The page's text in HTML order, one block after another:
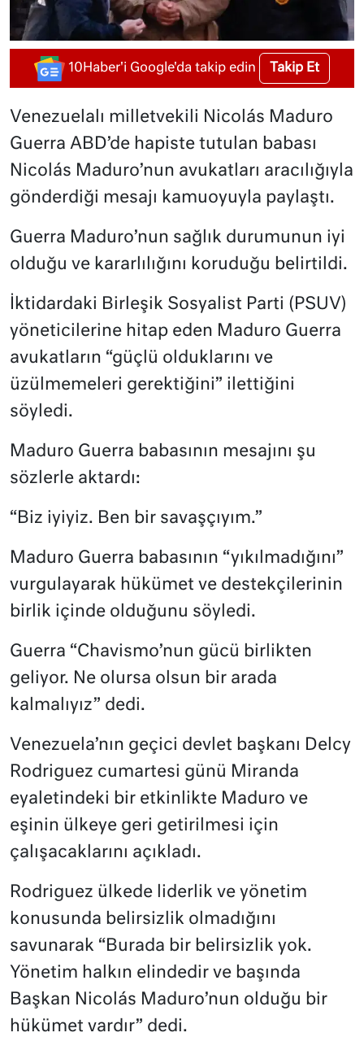
10Haber'i Google'da takip edin Takip Et
Venezuelalı milletvekili Nicolás Maduro
Guerra ABD’de hapiste tutulan babası
Nicolás Maduro’nun avukatları aracılığıyla
gönderdiği mesajı kamuoyuyla paylaştı.
Guerra Maduro’nun sağlık durumunun iyi
olduğu ve kararlılığını koruduğu belirtildi.
İktidardaki Birleşik Sosyalist Parti (PSUV)
yöneticilerine hitap eden Maduro Guerra
avukatların “güçlü olduklarını ve
üzülmemeleri gerektiğini” ilettiğini
söyledi.
Maduro Guerra babasının mesajını şu
sözlerle aktardı:
“Biz iyiyiz. Ben bir savaşçıyım.”
Maduro Guerra babasının “yıkılmadığını”
vurgulayarak hükümet ve destekçilerinin
birlik içinde olduğunu söyledi.
Guerra “Chavismo’nun gücü birlikten
geliyor. Ne olursa olsun bir arada
kalmalıyız” dedi.
Venezuela’nın geçici devlet başkanı Delcy
Rodriguez cumartesi günü Miranda
eyaletindeki bir etkinlikte Maduro ve
eşinin ülkeye geri getirilmesi için
çalışacaklarını açıkladı.
Rodriguez ülkede liderlik ve yönetim
konusunda belirsizlik olmadığını
savunarak “Burada bir belirsizlik yok.
Yönetim halkın elindedir ve başında
Başkan Nicolás Maduro’nun olduğu bir
hükümet vardır” dedi.